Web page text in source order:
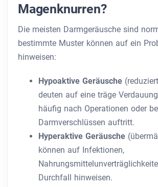
Magenknurren?
Die meisten Darmgeräusche sind
bestimmte Muster können auf ein
hinweisen:
Hypoaktive Geräusche
deuten auf eine träge
häufig nach Operationen oder
Darmverschlüssen auftritt.
Hyperaktive Geräusche
können auf Infektionen,
Durchfall hinweisen.